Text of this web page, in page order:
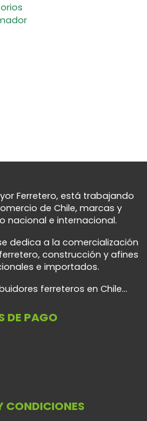
Ferretero, está trabajando
de Chile, marcas y
nacional e internacional.
dedica a la comercialización
construcción y afines
e importados.
ferreteros en Chile...
DE PAGO
CONDICIONES